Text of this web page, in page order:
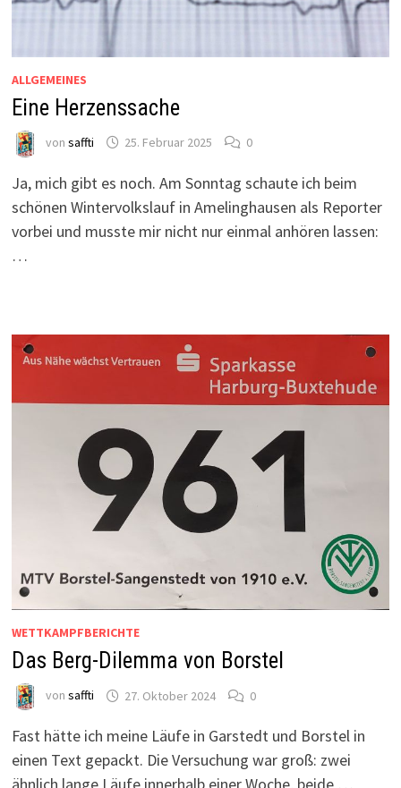
ALLGEMEINES
Eine Herzenssache
von saffti 25. Februar 2025 0
Ja, mich gibt es noch. Am Sonntag schaute ich beim
schönen Wintervolkslauf in Amelinghausen als Reporter
vorbei und musste mir nicht nur einmal anhören lassen:
…
WETTKAMPFBERICHTE
Das Berg-Dilemma von Borstel
von saffti 27. Oktober 2024 0
Fast hätte ich meine Läufe in Garstedt und Borstel in
einen Text gepackt. Die Versuchung war groß: zwei